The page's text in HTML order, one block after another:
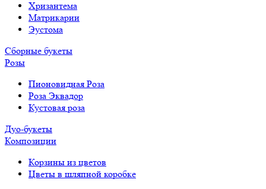
Хризантема
Матрикарии
Эустома
Сборные букеты
Розы
Пионовидная Роза
Роза Эквадор
Кустовая роза
Дуо-букеты
Композиции
Корзины из цветов
Цветы в шляпной коробке